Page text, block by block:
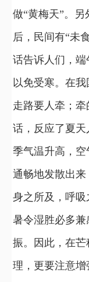
做“黄梅天”。
后，民间有“未
话告诉人们，端
以免受寒。在
走路要人牵；
话，反应了夏
季气温升高，
通畅地发散出
身之所及，呼吸
暑令湿胜必多
振。因此，在
理，更要注意